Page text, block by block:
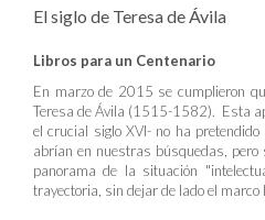
El siglo de Teresa de Ávila
Libros para un Centenario
En marzo de 2015 se cumplieron
Teresa de Ávila (1515-1582). Esta
el crucial siglo XVI- no ha
abrían en nuestras búsquedas,
panorama de la situación
trayectoria, sin dejar de lado el